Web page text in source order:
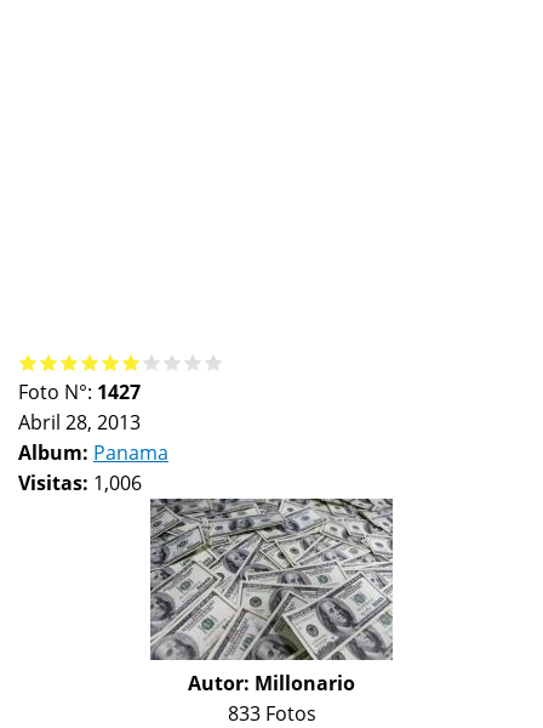
Foto N°: 1427
Abril 28, 2013
Album: Panama
Visitas: 1,006
Autor: Millonario
833 Fotos